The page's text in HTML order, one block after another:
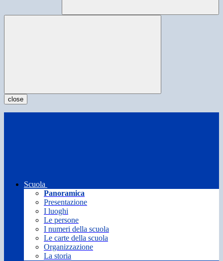
close
Scuola
Panoramica
Presentazione
I luoghi
Le persone
I numeri della scuola
Le carte della scuola
Organizzazione
La storia